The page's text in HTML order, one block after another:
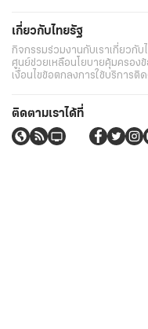
เกี่ยวกับไทยรัฐ
กิจกรรมร่วมงานกับเราเกี่ยวกับ
ศูนย์ช่วยเหลือนโยบายคุ้มครอง
เงื่อนไขข้อตกลงการใช้บริการติด
ติดตามเราได้ที่